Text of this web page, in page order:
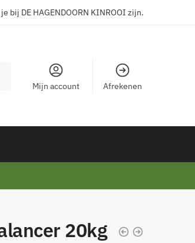
bij DE HAGENDOORN KINROOI zijn.
Mijn account Afrekenen
20kg